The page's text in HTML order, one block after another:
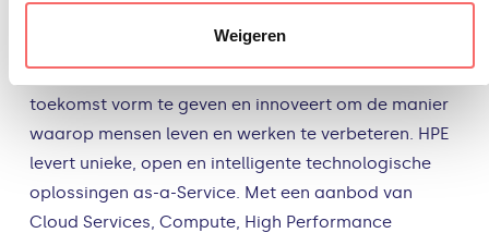
Weigeren
helpt resultaten te versnellen door meer waarde te
halen uit al hun data. HPE is al decennia bezig om de
toekomst vorm te geven en innoveert om de manier
waarop mensen leven en werken te verbeteren. HPE
levert unieke, open en intelligente technologische
oplossingen as-a-Service. Met een aanbod van
Cloud Services, Compute, High Performance